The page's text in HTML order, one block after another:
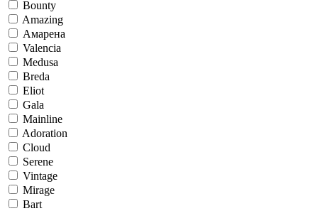
Bounty
Amazing
Амарена
Valencia
Medusa
Breda
Eliot
Gala
Mainline
Adoration
Cloud
Serene
Vintage
Mirage
Bart